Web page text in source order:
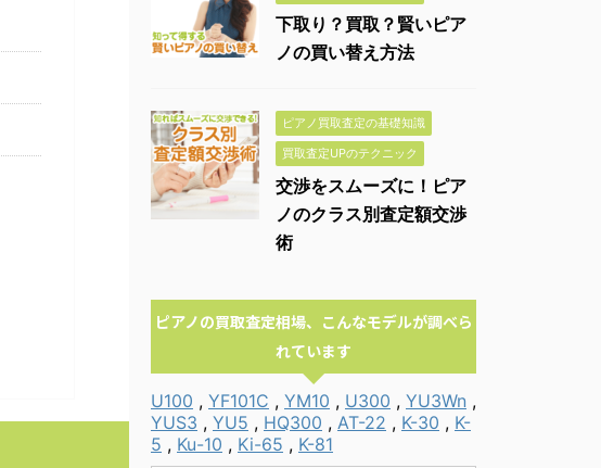
下取り？買取？賢いピア
ノの買い替え方法
ピアノ買取査定の基礎知識
買取査定UPのテクニック
交渉をスムーズに！ピア
ノのクラス別査定額交渉
術
ピアノの買取査定相場、こんなモデルが調べら
れています
U100 , YF101C , YM10 , U300 , YU3Wn ,
YUS3 , YU5 , HQ300 , AT-22 , K-30 , K-
5 , Ku-10 , Ki-65 , K-81